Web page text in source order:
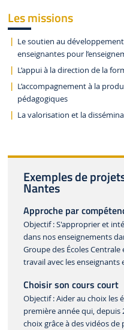
Les missions
Le soutien au
enseignantes pour
L’appui à la direction de la
L’accompagnement à la
pédagogiques
La valorisation et la
Exemples de
Nantes
Approche par
Objectif : S'approprier et
dans nos enseignements
Groupe des Écoles
travail avec les enseignants
Choisir son cours court
Objectif : Aider au choix les
première année qui, depuis
choix grâce à des vidéos